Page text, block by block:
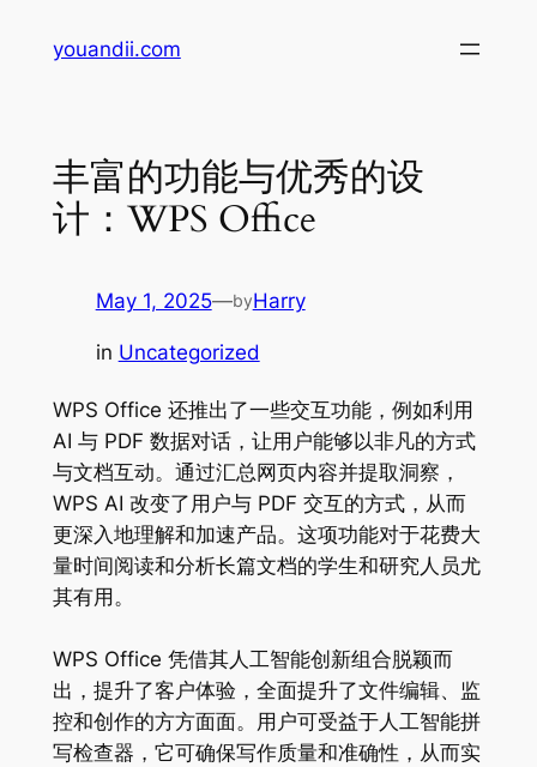
youandii.com
丰富的功能与优秀的设
计：WPS Office
May 1, 2025—byHarry
in Uncategorized
WPS Office 还推出了一些交互功能，例如利用
AI 与 PDF 数据对话，让用户能够以非凡的方式
与文档互动。通过汇总网页内容并提取洞察，
WPS AI 改变了用户与 PDF 交互的方式，从而
更深入地理解和加速产品。这项功能对于花费大
量时间阅读和分析长篇文档的学生和研究人员尤
其有用。
WPS Office 凭借其人工智能创新组合脱颖而
出，提升了客户体验，全面提升了文件编辑、监
控和创作的方方面面。用户可受益于人工智能拼
写检查器，它可确保写作质量和准确性，从而实